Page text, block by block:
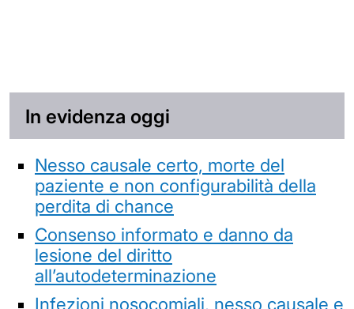
In evidenza oggi
Nesso causale certo, morte del
paziente e non configurabilità della
perdita di chance
Consenso informato e danno da
lesione del diritto
all’autodeterminazione
Infezioni nosocomiali, nesso causale e